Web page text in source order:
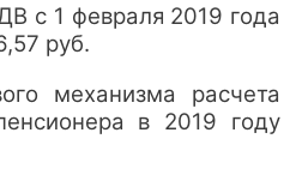
с 1 февраля 2019 года
руб.
механизма расчета
в 2019 году